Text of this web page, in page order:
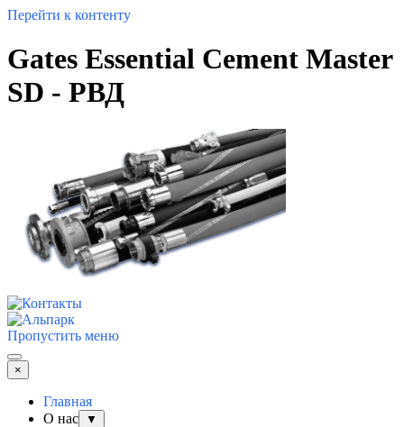
Перейти к контенту
Gates Essential Cement Master
SD - РВД
Пропустить меню
×
Главная
О нас
▼